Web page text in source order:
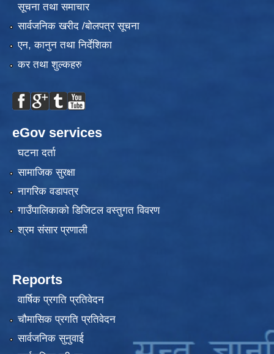
सूचना तथा समाचार
सार्वजनिक खरीद /बोलपत्र सूचना
एन, कानुन तथा निर्देशिका
कर तथा शुल्कहरु
eGov services
घटना दर्ता
सामाजिक सुरक्षा
नागरिक वडापत्र
गाउँपालिकाको डिजिटल वस्तुगत विवरण
श्रम संसार प्रणाली
Reports
वार्षिक प्रगति प्रतिवेदन
चौमासिक प्रगति प्रतिवेदन
सार्वजनिक सुनुवाई